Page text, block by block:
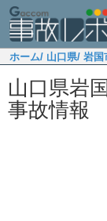
ホーム/ 山口県/ 岩国
山口県岩
事故情報